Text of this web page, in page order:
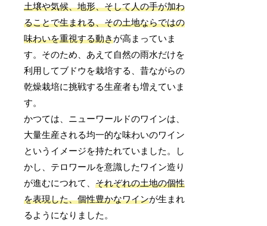
土壌や気候、地形、そして人の手が加わ
ることで生まれる、その土地ならではの
味わいを重視する動きが高まっていま
す。そのため、あえて自然の雨水だけを
利用してブドウを栽培する、昔ながらの
乾燥栽培に挑戦する生産者も増えていま
す。
かつては、ニューワールドのワインは、
大量生産される均一的な味わいのワイン
というイメージを持たれていました。し
かし、テロワールを意識したワイン造り
が進むにつれて、それぞれの土地の個性
を表現した、個性豊かなワインが生まれ
るようになりました。